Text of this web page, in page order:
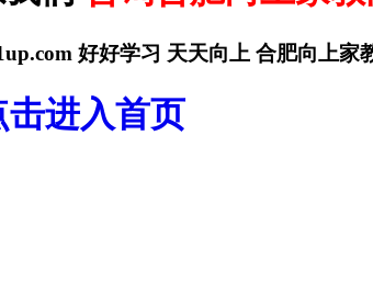
好好学习 天天向上 合肥向上家
击进入首页